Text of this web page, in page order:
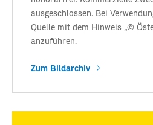
ausgeschlossen. Bei
Quelle mit dem Hinweis „©
anzuführen.
Zum Bildarchiv